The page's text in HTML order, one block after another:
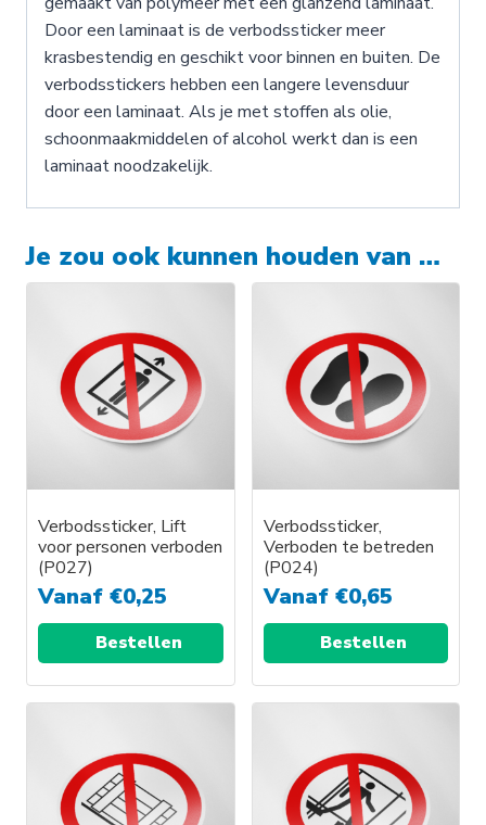
Door een laminaat is de verbodssticker meer
krasbestendig en geschikt voor binnen en buiten. De
verbodsstickers hebben een langere levensduur
door een laminaat. Als je met stoffen als olie,
schoonmaakmiddelen of alcohol werkt dan is een
laminaat noodzakelijk.
Je zou ook kunnen houden van …
Verbodssticker, Lift
voor personen verboden
(P027)
Vanaf €0,25
Bestellen
Verbodssticker,
Verboden te betreden
(P024)
Vanaf €0,65
Bestellen